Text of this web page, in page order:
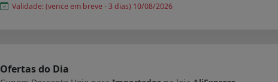
Validade: (vence em breve - 3 dias) 10/08/2026
Ofertas do Dia